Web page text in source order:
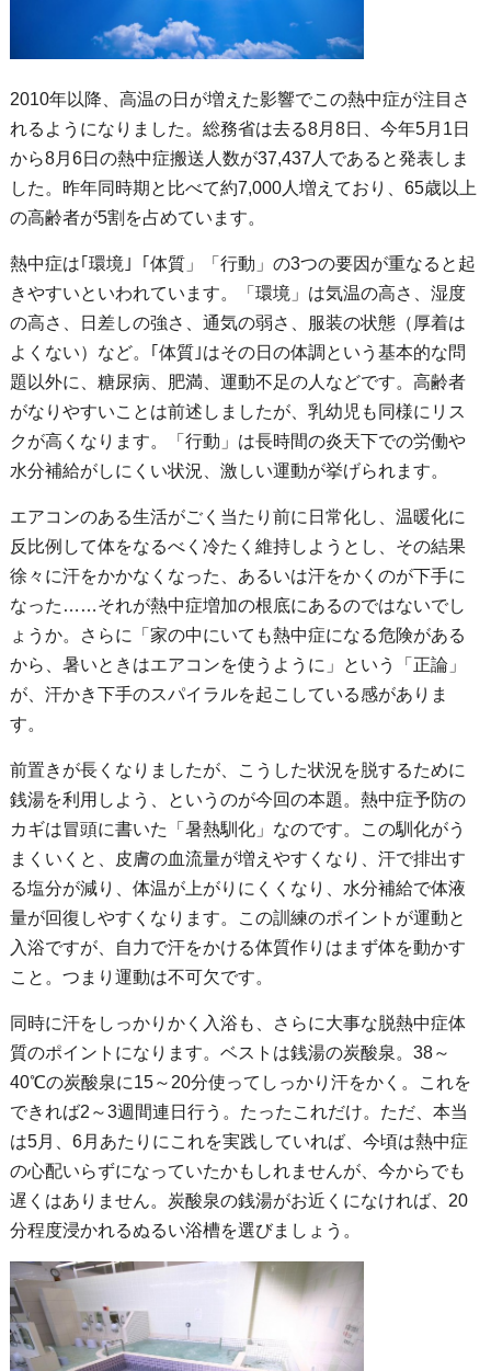
2010年以降、高温の日が増えた影響でこの熱中症が注目さ
れるようになりました。総務省は去る8月8日、今年5月1日
から8月6日の熱中症搬送人数が37,437人であると発表しま
した。昨年同時期と比べて約7,000人増えており、65歳以上
の高齢者が5割を占めています。
熱中症は｢環境｣「体質」「行動」の3つの要因が重なると起
きやすいといわれています。「環境」は気温の高さ、湿度
の高さ、日差しの強さ、通気の弱さ、服装の状態（厚着は
よくない）など。｢体質｣はその日の体調という基本的な問
題以外に、糖尿病、肥満、運動不足の人などです。高齢者
がなりやすいことは前述しましたが、乳幼児も同様にリス
クが高くなります。「行動」は長時間の炎天下での労働や
水分補給がしにくい状況、激しい運動が挙げられます。
エアコンのある生活がごく当たり前に日常化し、温暖化に
反比例して体をなるべく冷たく維持しようとし、その結果
徐々に汗をかかなくなった、あるいは汗をかくのが下手に
なった……それが熱中症増加の根底にあるのではないでし
ょうか。さらに「家の中にいても熱中症になる危険がある
から、暑いときはエアコンを使うように」という「正論」
が、汗かき下手のスパイラルを起こしている感がありま
す。
前置きが長くなりましたが、こうした状況を脱するために
銭湯を利用しよう、というのが今回の本題。熱中症予防の
カギは冒頭に書いた「暑熱馴化」なのです。この馴化がう
まくいくと、皮膚の血流量が増えやすくなり、汗で排出す
る塩分が減り、体温が上がりにくくなり、水分補給で体液
量が回復しやすくなります。この訓練のポイントが運動と
入浴ですが、自力で汗をかける体質作りはまず体を動かす
こと。つまり運動は不可欠です。
同時に汗をしっかりかく入浴も、さらに大事な脱熱中症体
質のポイントになります。ベストは銭湯の炭酸泉。38～
40℃の炭酸泉に15～20分使ってしっかり汗をかく。これを
できれば2～3週間連日行う。たったこれだけ。ただ、本当
は5月、6月あたりにこれを実践していれば、今頃は熱中症
の心配いらずになっていたかもしれませんが、今からでも
遅くはありません。炭酸泉の銭湯がお近くになければ、20
分程度浸かれるぬるい浴槽を選びましょう。